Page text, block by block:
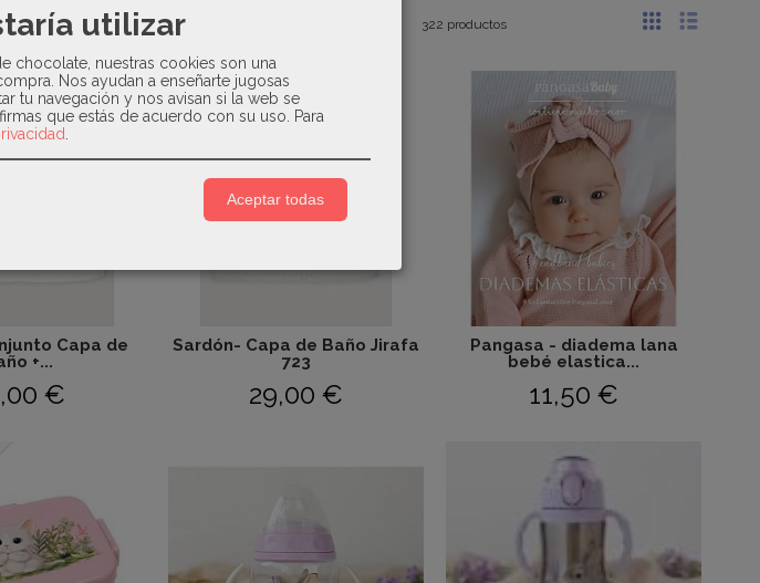
1 2 3 4 5 322 productos
Capa de
+...
€
Sardón- Capa de Baño Jirafa
723
29,00 €
Pangasa - diadema lana
bebé elastica...
11,50 €
utilizar
chocolate, nuestras cookies son una
Nos ayudan a enseñarte jugosas
tu navegación y nos avisan si la web se
que estás de acuerdo con su uso.
Para
Aceptar todas